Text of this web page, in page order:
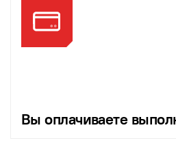
Вы оплачиваете